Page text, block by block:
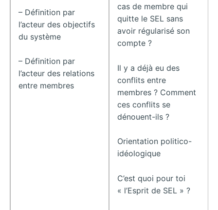
– Définition par
l’acteur des objectifs
du système
– Définition par
l’acteur des relations
entre membres
cas de membre qui
quitte le SEL sans
avoir régularisé son
compte ?
Il y a déjà eu des
conflits entre
membres ? Comment
ces conflits se
dénouent-ils ?
Orientation politico-
idéologique
C’est quoi pour toi
« l’Esprit de SEL » ?